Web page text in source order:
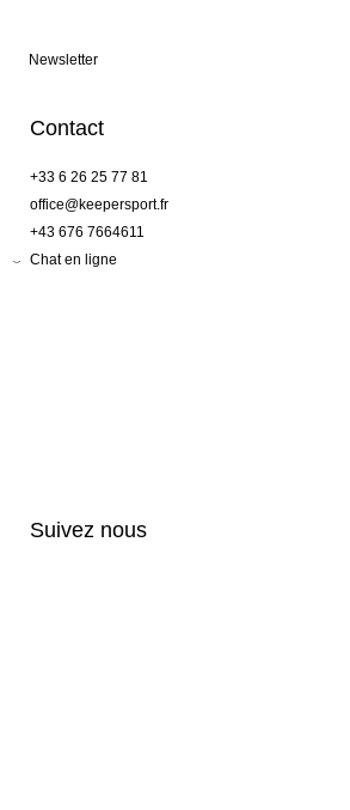
Newsletter
Contact
+33 6 26 25 77 81
office@keepersport.fr
+43 676 7664611
Chat en ligne
Suivez nous